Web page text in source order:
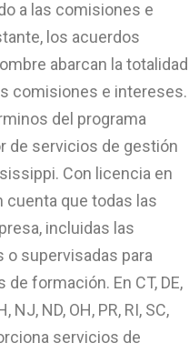
a las comisiones e
los acuerdos
abarcan la totalidad
comisiones e intereses.
del programa
de servicios de gestión
Con licencia en
cuenta que todas las
incluidas las
o supervisadas para
formación. En CT, DE,
NJ, ND, OH, PR, RI, SC,
servicios de